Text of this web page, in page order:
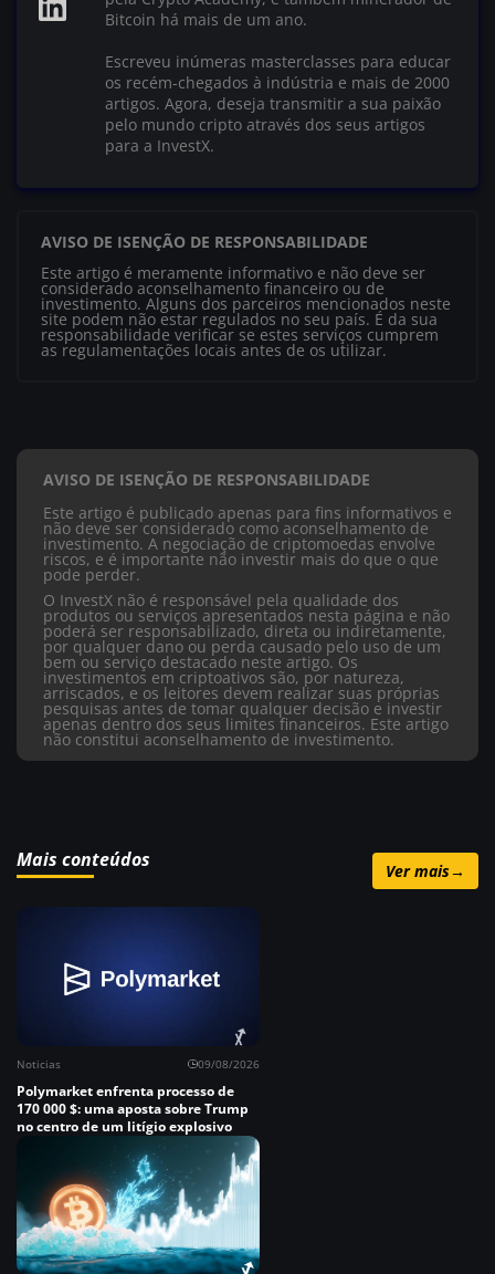
Bitcoin há mais de um ano.
Escreveu inúmeras masterclasses para educar
os recém-chegados à indústria e mais de 2000
artigos. Agora, deseja transmitir a sua paixão
pelo mundo cripto através dos seus artigos
para a InvestX.
AVISO DE ISENÇÃO DE RESPONSABILIDADE
Este artigo é meramente informativo e não deve ser
considerado aconselhamento financeiro ou de
investimento. Alguns dos parceiros mencionados neste
site podem não estar regulados no seu país. É da sua
responsabilidade verificar se estes serviços cumprem
as regulamentações locais antes de os utilizar.
AVISO DE ISENÇÃO DE RESPONSABILIDADE
Este artigo é publicado apenas para fins informativos e
não deve ser considerado como aconselhamento de
investimento. A negociação de criptomoedas envolve
riscos, e é importante não investir mais do que o que
pode perder.
O InvestX não é responsável pela qualidade dos
produtos ou serviços apresentados nesta página e não
poderá ser responsabilizado, direta ou indiretamente,
por qualquer dano ou perda causado pelo uso de um
bem ou serviço destacado neste artigo. Os
investimentos em criptoativos são, por natureza,
arriscados, e os leitores devem realizar suas próprias
pesquisas antes de tomar qualquer decisão e investir
apenas dentro dos seus limites financeiros. Este artigo
não constitui aconselhamento de investimento.
Mais conteúdos Ver mais→
Noticias 09/08/2026
Polymarket enfrenta processo de
170 000 $: uma aposta sobre Trump
no centro de um litígio explosivo